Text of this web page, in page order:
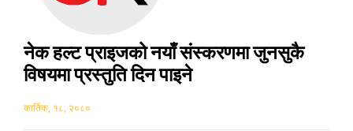
नेक हल्ट प्राइजको नयाँ संस्करणमा जुनसुकै
विषयमा प्रस्तुति दिन पाइने
कार्तिक, १८, २०८०